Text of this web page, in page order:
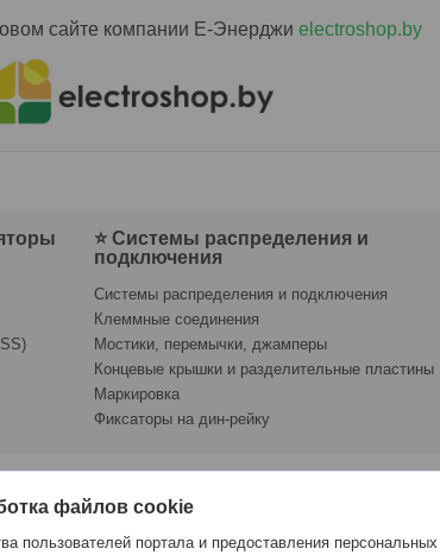
сайте компании Е-Энерджи electroshop.by
⭐ Системы распределения и
подключения
Системы распределения и подключения
Клеммные соединения
Мостики, перемычки, джамперы
Концевые крышки и разделительные пластины
Маркировка
Фиксаторы на дин-рейку
измерения параметров Купить или Заказать в
файлов cookie
пользователей портала и предоставления